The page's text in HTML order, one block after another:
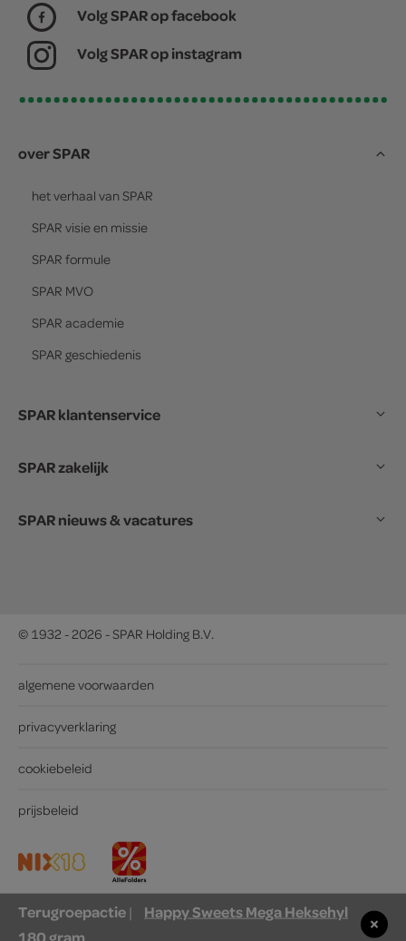
Volg SPAR op facebook
Volg SPAR op instagram
over SPAR
het verhaal van SPAR
SPAR visie en missie
SPAR formule
SPAR MVO
SPAR academie
SPAR geschiedenis
SPAR klantenservice
SPAR zakelijk
SPAR nieuws & vacatures
© 1932 - 2026 - SPAR Holding B.V.
algemene voorwaarden
privacyverklaring
cookiebeleid
prijsbeleid
Terugroepactie|
Happy Sweets Mega Heksehyl